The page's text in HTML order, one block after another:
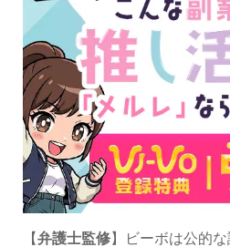
【弁護士監修】ビーボは公的